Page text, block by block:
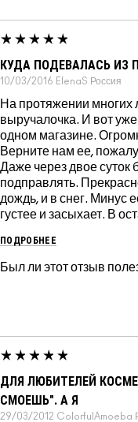
КУДА ПОДЕВАЛАСЬ ИЗ
10/03/2016 ElenaS Россия
На протяжении многих
выручалочка. И вот уже
одном магазине.
Верните нам ее,
Даже через двое суток
подправлять.
дождь, и в снег. Минус
густее и засыхает. В
ПОДРОБНЕЕ
Был ли этот отзыв
ДЛЯ ЛЮБИТЕЛЕЙ
СМОЕШЬ". А Я
29/03/2012 ColorfulAmoeba